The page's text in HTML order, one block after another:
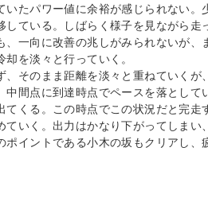
たパワー値に余裕が感じられない。
ている。しばらく様子を見ながら走
一向に改善の兆しがみられないが、
を淡々と行っていく。
そのまま距離を淡々と重ねていくが
間点に到達時点でペースを落として
くる。この時点でこの状況だと完走
いく。出力はかなり下がってしまい
イントである小木の坂もクリアし、